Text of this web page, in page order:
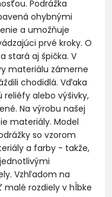
Podrážka
ohybnými
a umožňuje
prvé kroky. O
stará aj špička. V
materiálu zámerne
chodidlá. Vďaka
alebo výšivky,
Na výrobu našej
materiály. Model
so vzorom
a farby - takže,
Vzhľadom na
rozdiely v hĺbke